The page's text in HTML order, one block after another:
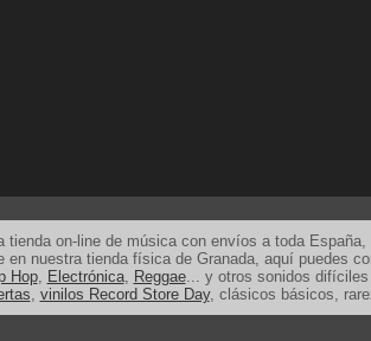
tienda on-line de música con envíos a toda España,
en nuestra tienda física de Granada, aquí puedes
Hop, Electrónica, Reggae... y otros sonidos
, vinilos Record Store Day, clásicos básicos,